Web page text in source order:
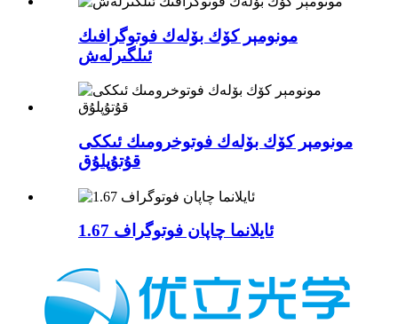
مونومېر كۆك بۆلەك فوتوگرافىك
ئىلگىرلەش
مونومېر كۆك بۆلەك فوتوخرومىك ئىككى
قۇتۇپلۇق
1.67 ئايلانما چاپان فوتوگراف